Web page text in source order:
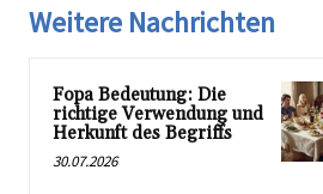
Weitere Nachrichten
Fopa Bedeutung: Die
richtige Verwendung und
Herkunft des Begriffs
30.07.2026